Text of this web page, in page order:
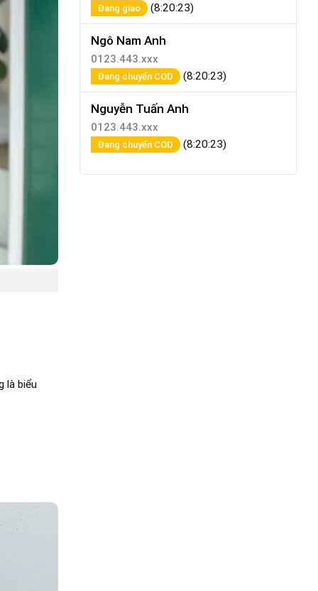
là biểu
Đang giao (8:20:23)
Ngô Nam Anh
0123.443.xxx
Đang chuyển COD (8:20:23)
Nguyễn Tuấn Anh
0123.443.xxx
Đang chuyển COD (8:20:23)